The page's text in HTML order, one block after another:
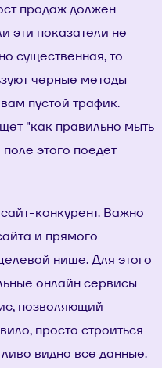
продаж должен
эти показатели не
существенная, то
черные методы
пустой трафик.
"как правильно мыть
этого поедет
конкурент. Важно
и прямого
нише. Для этого
онлайн сервисы
позволяющий
просто строиться
видно все данные.